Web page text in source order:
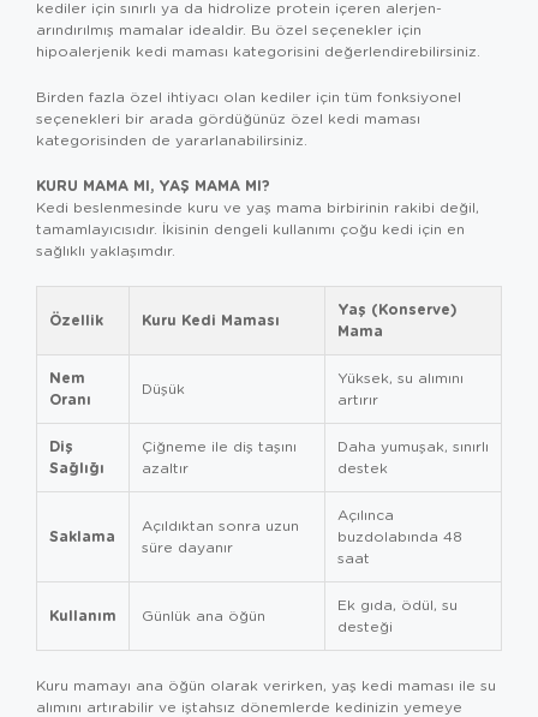
kediler için sınırlı ya da hidrolize protein içeren alerjen-
arındırılmış mamalar idealdir. Bu özel seçenekler için
hipoalerjenik kedi maması kategorisini değerlendirebilirsiniz.
Birden fazla özel ihtiyacı olan kediler için tüm fonksiyonel
seçenekleri bir arada gördüğünüz özel kedi maması
kategorisinden de yararlanabilirsiniz.
KURU MAMA MI, YAŞ MAMA MI?
Kedi beslenmesinde kuru ve yaş mama birbirinin rakibi değil,
tamamlayıcısıdır. İkisinin dengeli kullanımı çoğu kedi için en
sağlıklı yaklaşımdır.
Özellik Kuru Kedi Maması
Yaş (Konserve)
Mama
Nem
Oranı
Düşük
Yüksek, su alımını
artırır
Diş
Sağlığı
Çiğneme ile diş taşını
azaltır
Daha yumuşak, sınırlı
destek
Saklama
Açıldıktan sonra uzun
süre dayanır
Açılınca
buzdolabında 48
saat
Kullanım Günlük ana öğün
Ek gıda, ödül, su
desteği
Kuru mamayı ana öğün olarak verirken, yaş kedi maması ile su
alımını artırabilir ve iştahsız dönemlerde kedinizin yemeye